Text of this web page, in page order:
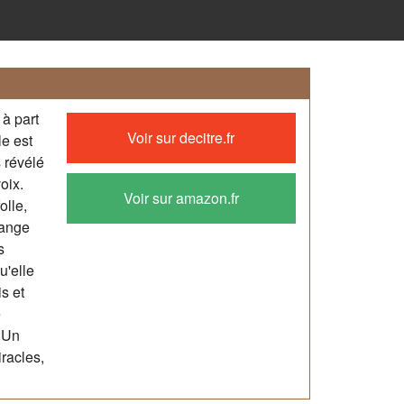
part
est
révélé
et
Voir sur decitre.fr
Voir sur amazon.fr